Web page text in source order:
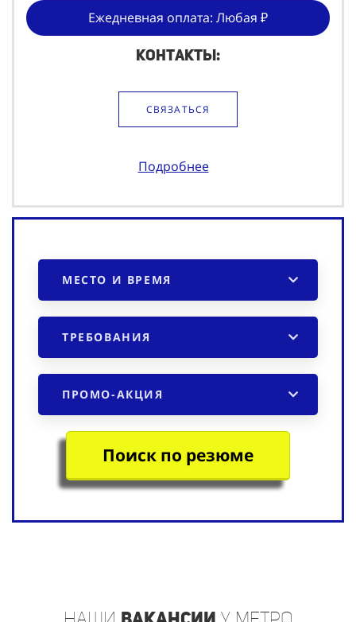
Ежедневная оплата: Любая ₽
Контакты:
СВЯЗАТЬСЯ
Подробнее
МЕСТО И ВРЕМЯ
ТРЕБОВАНИЯ
ПРОМО-АКЦИЯ
Поиск по резюме